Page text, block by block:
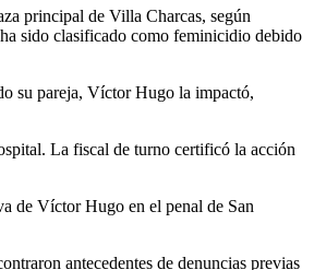
principal de Villa Charcas, según
sido clasificado como feminicidio debido
su pareja, Víctor Hugo la impactó,
La fiscal de turno certificó la acción
de Víctor Hugo en el penal de San
antecedentes de denuncias previas